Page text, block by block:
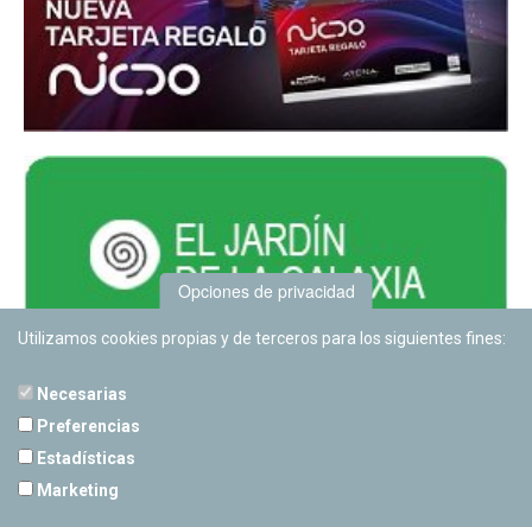
Opciones de privacidad
Utilizamos cookies propias y de terceros para los siguientes fines:
Necesarias
Preferencias
Estadísticas
Marketing